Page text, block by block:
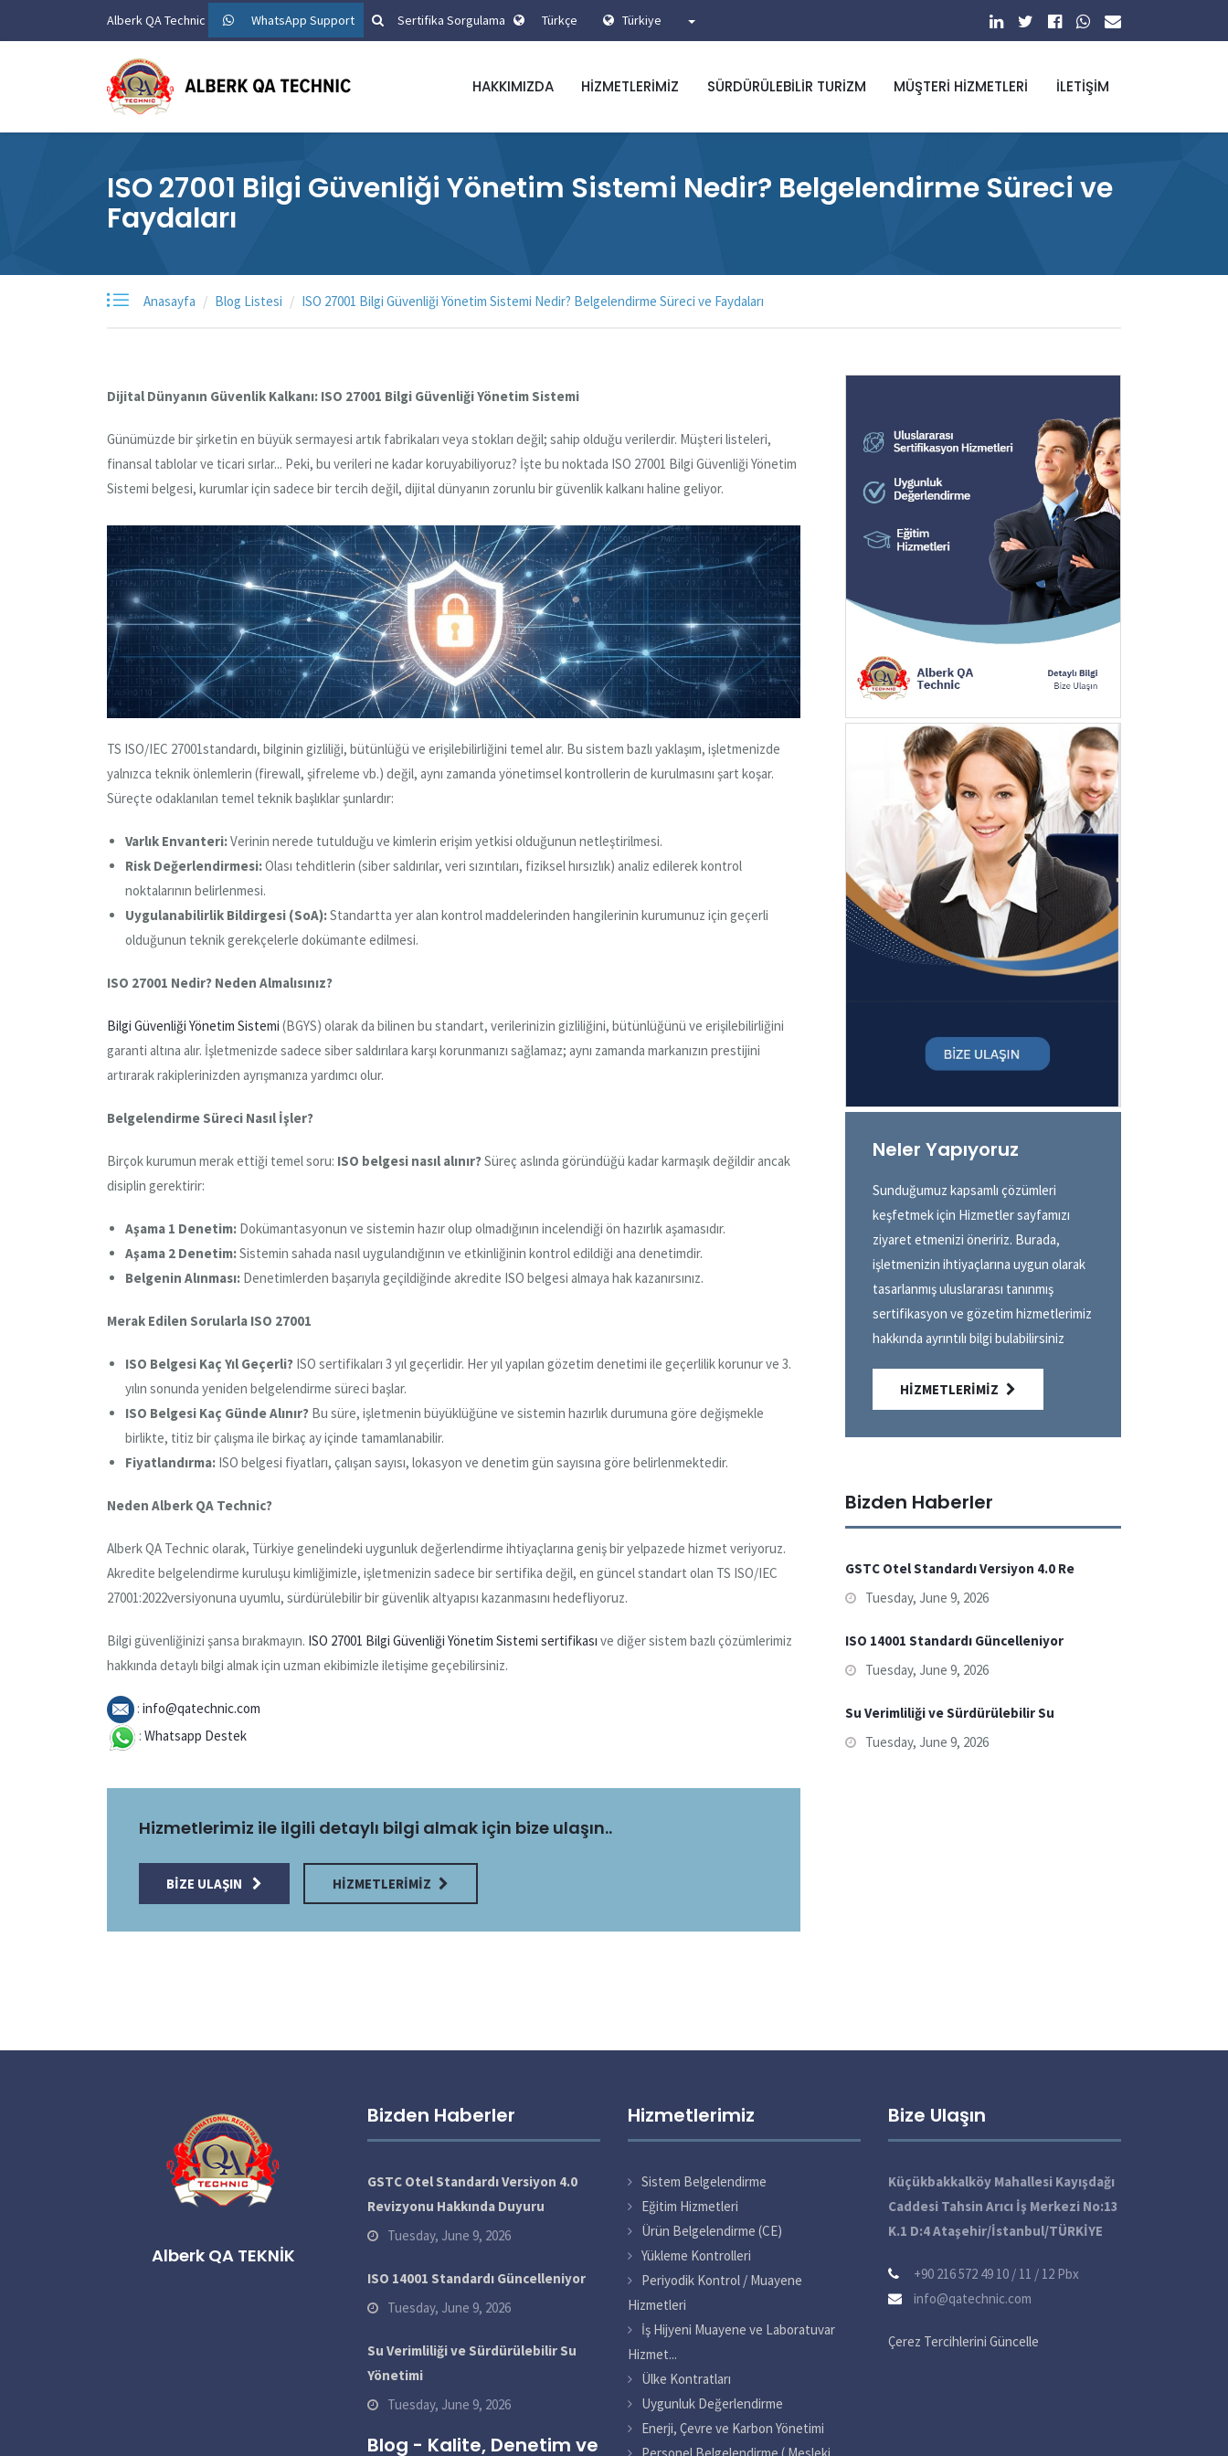
Alberk QA Technic WhatsApp Support Sertifika Sorgulama Türkçe Türkiye
HAKKIMIZDA HIZMETLERIMIZ SÜRDÜRÜLEBILIR TURIZM MÜŞTERI HIZMETLERI İLETIŞIM
ISO 27001 Bilgi Güvenliği Yönetim Sistemi Nedir? Belgelendirme Süreci ve
Faydaları
Anasayfa Blog Listesi ISO 27001 Bilgi Güvenliği Yönetim Sistemi Nedir? Belgelendirme Süreci ve Faydaları
Dijital Dünyanın Güvenlik Kalkanı: ISO 27001 Bilgi Güvenliği Yönetim Sistemi
Günümüzde bir şirketin en büyük sermayesi artık fabrikaları veya stokları değil; sahip olduğu verilerdir. Müşteri listeleri,
finansal tablolar ve ticari sırlar... Peki, bu verileri ne kadar koruyabiliyoruz? İşte bu noktada ISO 27001 Bilgi Güvenliği Yönetim
Sistemi belgesi, kurumlar için sadece bir tercih değil, dijital dünyanın zorunlu bir güvenlik kalkanı haline geliyor.
TS ISO/IEC 27001standardı, bilginin gizliliği, bütünlüğü ve erişilebilirliğini temel alır. Bu sistem bazlı yaklaşım, işletmenizde
yalnızca teknik önlemlerin (firewall, şifreleme vb.) değil, aynı zamanda yönetimsel kontrollerin de kurulmasını şart koşar.
Süreçte odaklanılan temel teknik başlıklar şunlardır:
Varlık Envanteri:Verinin nerede tutulduğu ve kimlerin erişim yetkisi olduğunun netleştirilmesi.
Risk Değerlendirmesi:Olası tehditlerin (siber saldırılar, veri sızıntıları, fiziksel hırsızlık) analiz edilerek kontrol
noktalarının belirlenmesi.
Uygulanabilirlik Bildirgesi (SoA):Standartta yer alan kontrol maddelerinden hangilerinin kurumunuz için geçerli
olduğunun teknik gerekçelerle dokümante edilmesi.
ISO 27001 Nedir? Neden Almalısınız?
Bilgi Güvenliği Yönetim Sistemi (BGYS) olarak da bilinen bu standart, verilerinizin gizliliğini, bütünlüğünü ve erişilebilirliğini
garanti altına alır. İşletmenizde sadece siber saldırılara karşı korunmanızı sağlamaz; aynı zamanda markanızın prestijini
artırarak rakiplerinizden ayrışmanıza yardımcı olur.
Belgelendirme Süreci Nasıl İşler?
Birçok kurumun merak ettiği temel soru: ISO belgesi nasıl alınır?Süreç aslında göründüğü kadar karmaşık değildir ancak
disiplin gerektirir:
Aşama 1 Denetim: Dokümantasyonun ve sistemin hazır olup olmadığının incelendiği ön hazırlık aşamasıdır.
Aşama 2 Denetim:Sistemin sahada nasıl uygulandığının ve etkinliğinin kontrol edildiği ana denetimdir.
Belgenin Alınması: Denetimlerden başarıyla geçildiğinde akredite ISO belgesi almaya hak kazanırsınız.
Merak Edilen Sorularla ISO 27001
ISO Belgesi Kaç Yıl Geçerli? ISO sertifikaları 3 yıl geçerlidir. Her yıl yapılan gözetim denetimi ile geçerlilik korunur ve 3.
yılın sonunda yeniden belgelendirme süreci başlar.
ISO Belgesi Kaç Günde Alınır? Bu süre, işletmenin büyüklüğüne ve sistemin hazırlık durumuna göre değişmekle
birlikte, titiz bir çalışma ile birkaç ay içinde tamamlanabilir.
Fiyatlandırma: ISO belgesi fiyatları, çalışan sayısı, lokasyon ve denetim gün sayısına göre belirlenmektedir.
Neden Alberk QA Technic?
Alberk QA Technic olarak, Türkiye genelindeki uygunluk değerlendirme ihtiyaçlarına geniş bir yelpazede hizmet veriyoruz.
Akredite belgelendirme kuruluşu kimliğimizle, işletmenizin sadece bir sertifika değil, en güncel standart olan TS ISO/IEC
27001:2022versiyonuna uyumlu, sürdürülebilir bir güvenlik altyapısı kazanmasını hedefliyoruz.
Bilgi güvenliğinizi şansa bırakmayın. ISO 27001 Bilgi Güvenliği Yönetim Sistemi sertifikası ve diğer sistem bazlı çözümlerimiz
hakkında detaylı bilgi almak için uzman ekibimizle iletişime geçebilirsiniz.
: info@qatechnic.com
: Whatsapp Destek
Hizmetlerimiz ile ilgili detaylı bilgi almak için bize ulaşın..
BIZE ULAŞIN HIZMETLERIMIZ
Neler Yapıyoruz
Sunduğumuz kapsamlı çözümleri
keşfetmek için Hizmetler sayfamızı
ziyaret etmenizi öneririz. Burada,
işletmenizin ihtiyaçlarına uygun olarak
tasarlanmış uluslararası tanınmış
sertifikasyon ve gözetim hizmetlerimiz
hakkında ayrıntılı bilgi bulabilirsiniz
HIZMETLERIMIZ
Bizden Haberler
GSTC Otel Standardı Versiyon 4.0 Re
Tuesday, June 9, 2026
ISO 14001 Standardı Güncelleniyor
Tuesday, June 9, 2026
Su Verimliliği ve Sürdürülebilir Su
Tuesday, June 9, 2026
Alberk QA TEKNİK
Bizden Haberler
GSTC Otel Standardı Versiyon 4.0
Revizyonu Hakkında Duyuru
Tuesday, June 9, 2026
ISO 14001 Standardı Güncelleniyor
Tuesday, June 9, 2026
Su Verimliliği ve Sürdürülebilir Su
Yönetimi
Tuesday, June 9, 2026
Blog - Kalite, Denetim ve
Hizmetlerimiz
Sistem Belgelendirme
Eğitim Hizmetleri
Ürün Belgelendirme (CE)
Yükleme Kontrolleri
Periyodik Kontrol / Muayene
Hizmetleri
İş Hijyeni Muayene ve Laboratuvar
Hizmet...
Ülke Kontratları
Uygunluk Değerlendirme
Enerji, Çevre ve Karbon Yönetimi
Bize Ulaşın
Küçükbakkalköy Mahallesi Kayışdağı
Caddesi Tahsin Arıcı İş Merkezi No:13
K.1 D:4 Ataşehir/İstanbul/TÜRKİYE
+90 216 572 49 10 / 11 / 12 Pbx
info@qatechnic.com
Çerez Tercihlerini Güncelle